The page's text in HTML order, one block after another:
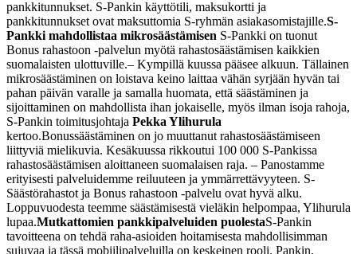
pankkitunnukset. S-Pankin käyttötili, maksukortti ja
pankkitunnukset ovat maksuttomia S-ryhmän asiakasomistajille.S-
Pankki mahdollistaa mikrosäästämisen S-Pankki on tuonut
Bonus rahastoon -palvelun myötä rahastosäästämisen kaikkien
suomalaisten ulottuville.– Kympillä kuussa pääsee alkuun. Tällainen
mikrosäästäminen on loistava keino laittaa vähän syrjään hyvän tai
pahan päivän varalle ja samalla huomata, että säästäminen ja
sijoittaminen on mahdollista ihan jokaiselle, myös ilman isoja rahoja,
S-Pankin toimitusjohtaja Pekka Ylihurula
kertoo.Bonussäästäminen on jo muuttanut rahastosäästämiseen
liittyviä mielikuvia. Kesäkuussa rikkoutui 100 000 S-Pankissa
rahastosäästämisen aloittaneen suomalaisen raja. – Panostamme
erityisesti palveluidemme reiluuteen ja ymmärrettävyyteen. S-
Säästörahastot ja Bonus rahastoon -palvelu ovat hyvä alku.
Loppuvuodesta teemme säästämisestä vieläkin helpompaa, Ylihurula
lupaa.Mutkattomien pankkipalveluiden puolestaS-Pankin
tavoitteena on tehdä raha-asioiden hoitamisesta mahdollisimman
sujuvaa ja tässä mobiilipalveluilla on keskeinen rooli. Pankin,